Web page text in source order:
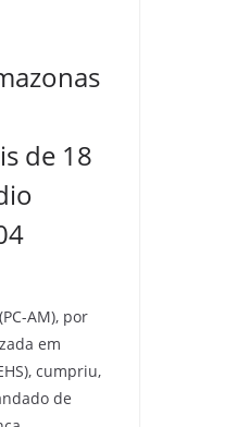
de 18
AM), por
em
cumpriu,
de